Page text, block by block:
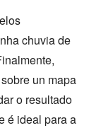
chuvia de
un mapa
o resultado
é ideal para a